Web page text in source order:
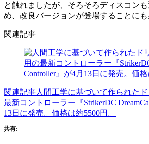
と触れましたが、そろそろディスコン
め、改良バージョンが登場することにも
関連記事
関連記事人間工学に基づいて作られた
最新コントローラー『StrikerDC
13日に発売。価格は約5500円。
共有: